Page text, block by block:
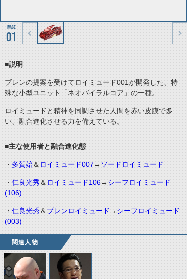
01
■説明
ブレンの提案を受けてロイミュード001が開発した、特
殊な小型ユニット「ネオバイラルコア」の一種。
ロイミュードと精神を同調させた人間を赤い皮膜で多
い、融合進化させる力を備えている。
■主な使用者と融合進化態
・ 多賀始＆ ロイミュード007→ ソードロイミュード
・ 仁良光秀 ＆ ロイミュード106→ シーフロイミュード
(106)
・ 仁良光秀 ＆ ブレンロイミュード → シーフロイミュード
(003)
関連人物